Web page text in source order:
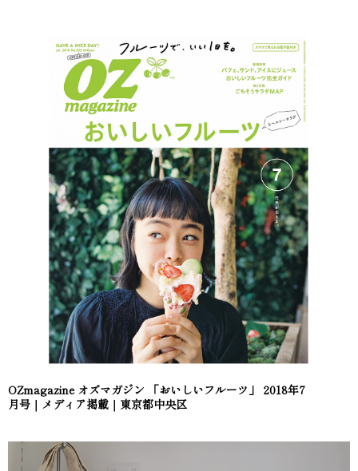
OZmagazine オズマガジン 「おいしいフルーツ」 2018年7
月号｜メディア掲載｜東京都中央区